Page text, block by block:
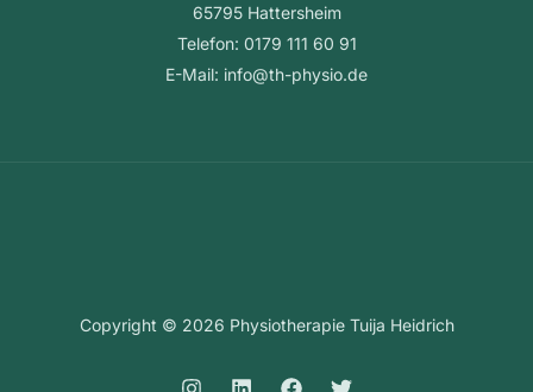
65795 Hattersheim
Telefon: 0179 111 60 91
E-Mail: info@th-physio.de
Copyright © 2026 Physiotherapie Tuija Heidrich